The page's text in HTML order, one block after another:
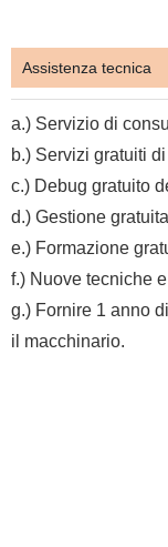
Assistenza tecnica
a.) Servizio di
b.) Servizi gratuiti
c.) Debug gratuito
d.) Gestione
e.) Formazione
f.) Nuove tecniche
g.) Fornire 1 anno
il macchinario.